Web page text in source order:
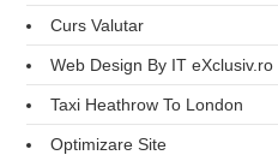
Curs Valutar
Web Design By IT eXclusiv.ro
Taxi Heathrow To London
Optimizare Site